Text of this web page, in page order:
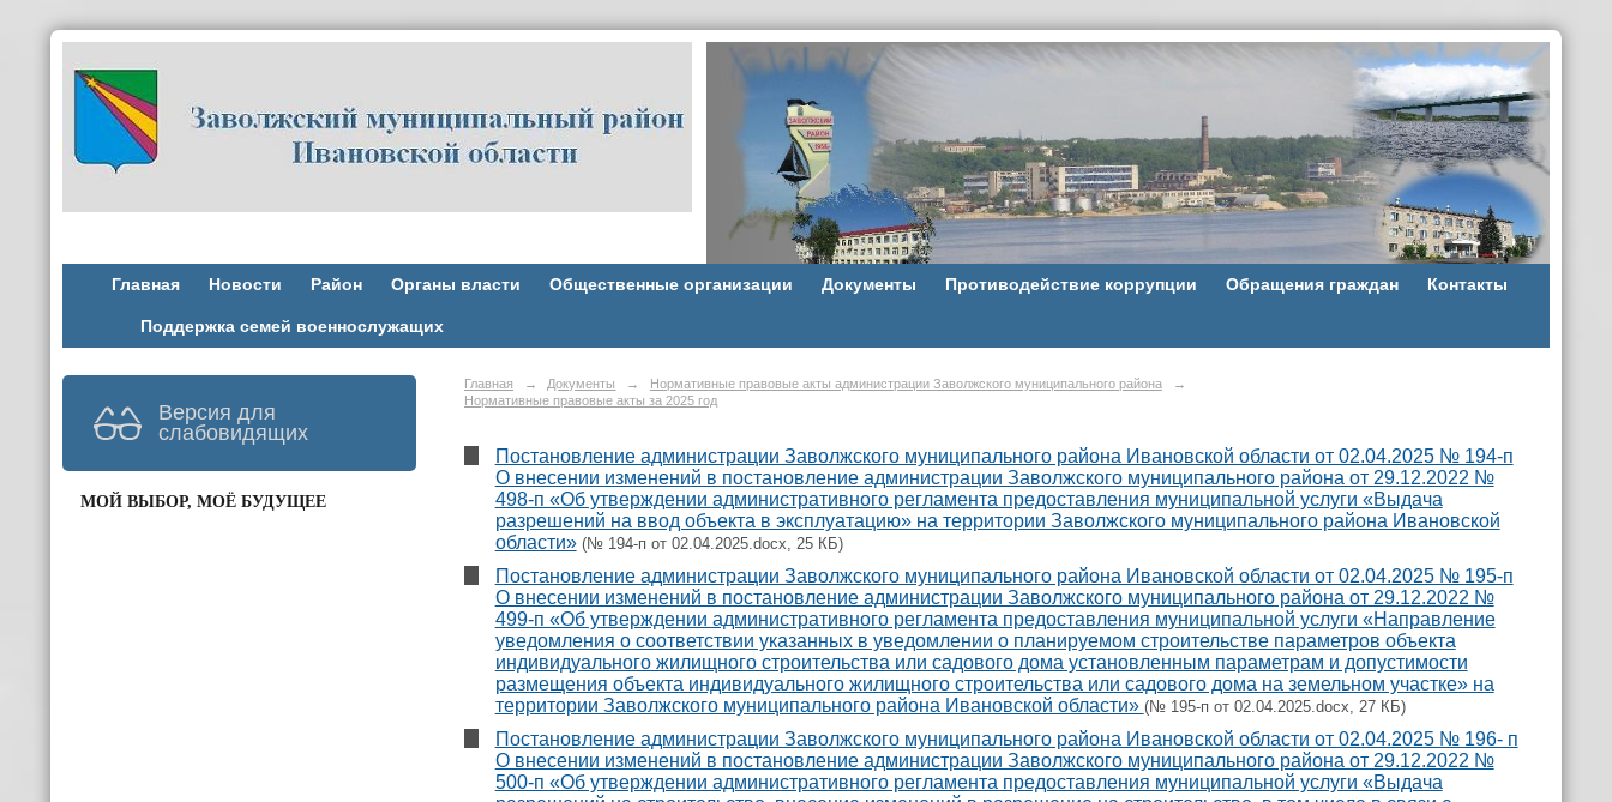
Главная Новости Район Органы власти Общественные организации Документы Противодействие коррупции Обращения граждан Контакты
Поддержка семей военнослужащих
Версия для
слабовидящих
МОЙ ВЫБОР, МОЁ БУДУЩЕЕ
Главная → Документы → Нормативные правовые акты администрации Заволжского муниципального района
→
Нормативные правовые акты за 2025 год
Постановление администрации Заволжского муниципального района Ивановской области от 02.04.2025 № 194-п
О внесении изменений в постановление администрации Заволжского муниципального района от 29.12.2022 №
498-п «Об утверждении административного регламента предоставления муниципальной услуги «Выдача
разрешений на ввод объекта в эксплуатацию» на территории Заволжского муниципального района Ивановской
области» (№ 194-п от 02.04.2025.docx, 25 КБ)
Постановление администрации Заволжского муниципального района Ивановской области от 02.04.2025 № 195-п
О внесении изменений в постановление администрации Заволжского муниципального района от 29.12.2022 №
499-п «Об утверждении административного регламента предоставления муниципальной услуги «Направление
уведомления о соответствии указанных в уведомлении о планируемом строительстве параметров объекта
индивидуального жилищного строительства или садового дома установленным параметрам и допустимости
размещения объекта индивидуального жилищного строительства или садового дома на земельном участке» на
территории Заволжского муниципального района Ивановской области» (№ 195-п от 02.04.2025.docx, 27 КБ)
Постановление администрации Заволжского муниципального района Ивановской области от 02.04.2025 № 196- п
О внесении изменений в постановление администрации Заволжского муниципального района от 29.12.2022 №
500-п «Об утверждении административного регламента предоставления муниципальной услуги «Выдача